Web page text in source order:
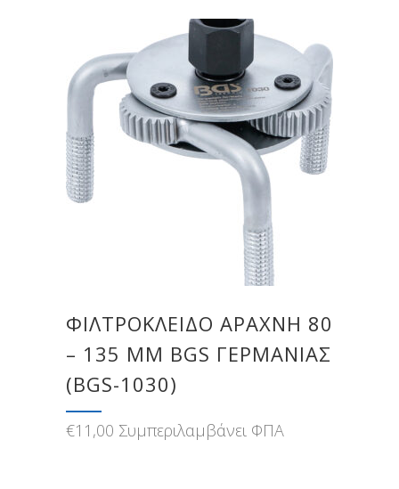
ΦΙΛΤΡΌΚΛΕΙΔΟ ΑΡΆΧΝΗ 80
– 135 MM BGS ΓΕΡΜΑΝΊΑΣ
(BGS-1030)
€11,00 Συμπεριλαμβάνει ΦΠΑ